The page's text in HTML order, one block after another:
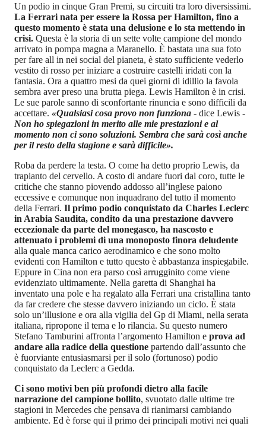
Un podio in cinque Gran Premi, su circuiti tra loro diversissimi.
La Ferrari nata per essere la Rossa per Hamilton, fino a
questo momento è stata una delusione e lo sta mettendo in
crisi. Questa è la storia di un sette volte campione del mondo
arrivato in pompa magna a Maranello. È bastata una sua foto
per fare all in nei social del pianeta, è stato sufficiente vederlo
vestito di rosso per iniziare a costruire castelli iridati con la
fantasia. Ora a quattro mesi da quei giorni di idillio la favola
sembra aver preso una brutta piega. Lewis Hamilton è in crisi.
Le sue parole sanno di sconfortante rinuncia e sono difficili da
accettare. «Qualsiasi cosa provo non funziona - dice Lewis -
Non ho spiegazioni in merito alle mie prestazioni e al
momento non ci sono soluzioni. Sembra che sarà così anche
per il resto della stagione e sarà difficile».
Roba da perdere la testa. O come ha detto proprio Lewis, da
trapianto del cervello. A costo di andare fuori dal coro, tutte le
critiche che stanno piovendo addosso all’inglese paiono
eccessive e comunque non inquadrano del tutto il momento
della Ferrari. Il primo podio conquistato da Charles Leclerc
in Arabia Saudita, condito da una prestazione davvero
eccezionale da parte del monegasco, ha nascosto e
attenuato i problemi di una monoposto finora deludente
alla quale manca carico aerodinamico e che sono molto
evidenti con Hamilton e tutto questo è abbastanza inspiegabile.
Eppure in Cina non era parso così arrugginito come viene
evidenziato ultimamente. Nella garetta di Shanghai ha
inventato una pole e ha regalato alla Ferrari una cristallina tanto
da far credere che stesse davvero iniziando un ciclo. È stata
solo un’illusione e ora alla vigilia del Gp di Miami, nella serata
italiana, ripropone il tema e lo rilancia. Su questo numero
Stefano Tamburini affronta l’argomento Hamilton e prova ad
andare alla radice della questione partendo dall’assunto che
è fuorviante entusiasmarsi per il solo (fortunoso) podio
conquistato da Leclerc a Gedda.
Ci sono motivi ben più profondi dietro alla facile
narrazione del campione bollito, svuotato dalle ultime tre
stagioni in Mercedes che pensava di rianimarsi cambiando
ambiente. Ed è forse qui il primo dei principali motivi nei quali